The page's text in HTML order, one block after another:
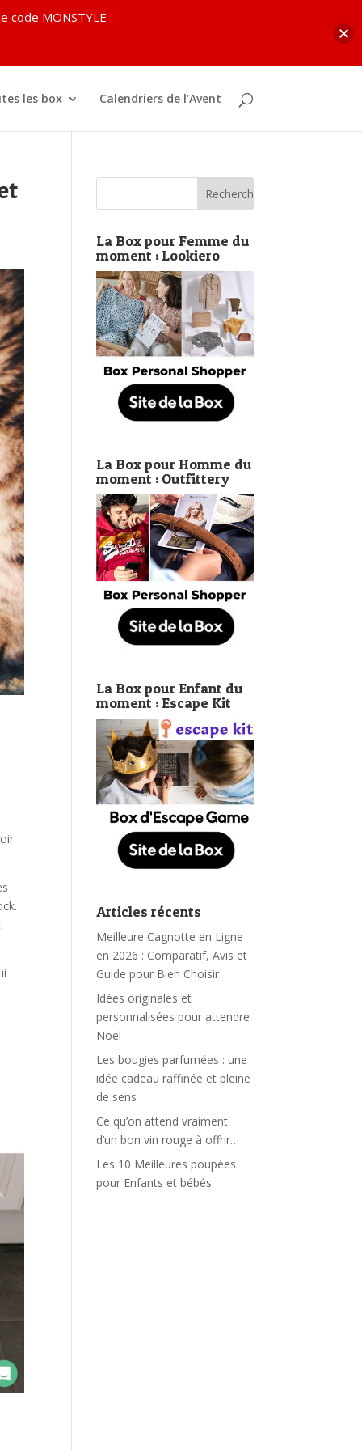
les box Calendriers de l’Avent
La Box pour Femme du
moment : Lookiero
La Box pour Homme du
moment : Outfittery
La Box pour Enfant du
moment : Escape Kit
Articles récents
Meilleure Cagnotte en Ligne
en 2026 : Comparatif, Avis et
Guide pour Bien Choisir
Idées originales et
personnalisées pour attendre
Noël
Les bougies parfumées : une
idée cadeau raffinée et pleine
de sens
Ce qu’on attend vraiment
d’un bon vin rouge à offrir…
Les 10 Meilleures poupées
pour Enfants et bébés
code MONSTYLE